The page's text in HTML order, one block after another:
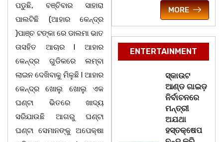
ପଡୁଛି, ବଞ୍ଚିବାର ସାହାରା
ପାଲଟିଛି (ଆହାର କେନ୍ଦ୍ର
)ପାଞ୍ଚ ଟଙ୍କା ରେ ଡାଲମା ଭାତ
ତାସହିତ ଆଚାର l ଆହାର
କେନ୍ଦ୍ର ଗୁଡିକରେ ଲମ୍ବା
ଲାଇନ ଦେଖିବାକୁ ମିଳୁଛି l ଆହାର
କେନ୍ଦ୍ର ଖୋଲୁ ଖୋଲୁ ଏକ
ଘଣ୍ଟା ଭିତରେ ଖାଦ୍ୟ
ସରିଯାଉଛି ଆଗରୁ ଘଣ୍ଟା
ଘଣ୍ଟା ସେମାନଙ୍କୁ ଅପେକ୍ଷା
MORE
ENTERTAINMENT
ସ୍କାଉଟ
ଆଣ୍ଡ ଗାଇଡ଼
ନିର୍ବାଚନରେ
ମନ୍ତ୍ରୀ
ଅଯଥା
ହସ୍ତକ୍ଷେପ